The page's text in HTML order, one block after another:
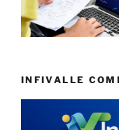
INFIVALLE